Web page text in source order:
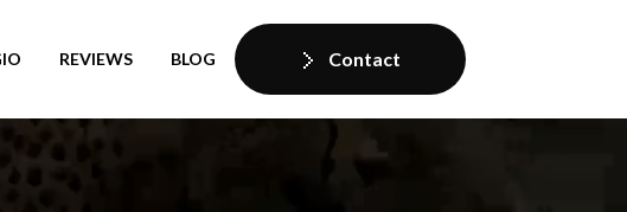
REVIEWS BLOG Contact